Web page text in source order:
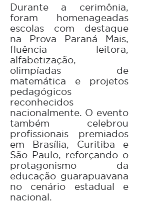
Durante a cerimônia,
foram homenageadas
escolas com destaque
na Prova Paraná Mais,
fluência leitora,
alfabetização,
olimpíadas de
matemática e projetos
pedagógicos
reconhecidos
nacionalmente. O evento
também celebrou
profissionais premiados
em Brasília, Curitiba e
São Paulo, reforçando o
protagonismo da
educação guarapuavana
no cenário estadual e
nacional.